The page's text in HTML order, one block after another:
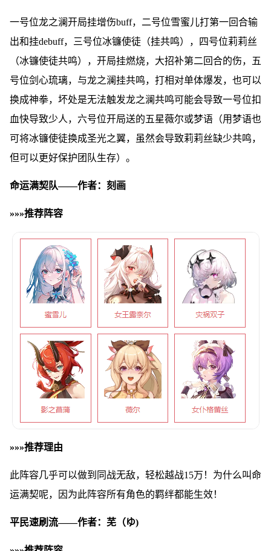
一号位龙之澜开局挂增伤buff，二号位雪蜜儿打第一回合输
出和挂debuff，三号位冰镰使徒（挂共鸣），四号位莉莉丝
（冰镰使徒共鸣），开局挂燃烧，大招补第二回合的伤，五
号位剑心琉璃，与龙之澜挂共鸣，打相对单体爆发，也可以
换成神拳，坏处是无法触发龙之澜共鸣可能会导致一号位扣
血快导致少人，六号位开局送的五星薇尔或梦语（用梦语也
可将冰镰使徒换成圣光之翼，虽然会导致莉莉丝缺少共鸣，
但可以更好保护团队生存）。
命运满契队——作者：刻画
»»»推荐阵容
»»»推荐理由
此阵容几乎可以做到同战无敌，轻松越战15万！为什么叫命
运满契呢，因为此阵容所有角色的羁绊都能生效！
平民速刷流——作者：芜（ゆ)